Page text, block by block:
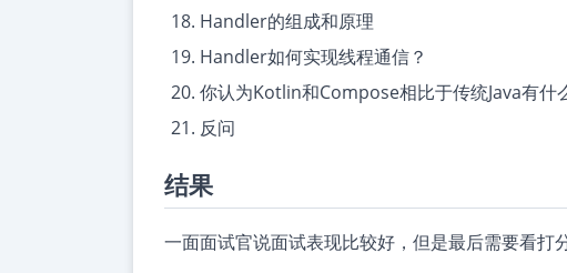
Handler的组成和原理
Handler如何实现线程通信？
你认为Kotlin和Compose相比于传统Java有什
反问
结果
一面面试官说面试表现比较好，但是最后需要看打